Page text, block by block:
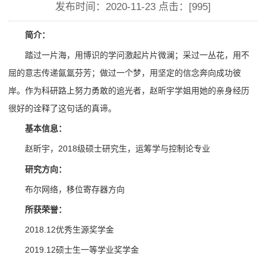
发布时间：2020-11-23 点击：[995]
简介：
踏过一片海，用博识的学问激起片片微澜；采过一丛花，用不
屈的意志传递氤氲芬芳；做过一个梦，用坚定的信念奔向成功彼
岸。作为科研路上努力勇敢的追光者，赵昕宇学姐用她的亲身经历
很好的诠释了这句话的真谛。
基本信息：
赵昕宇，2018级硕士研究生，运筹学与控制论专业
研究方向：
布尔网络，移位寄存器方向
所获荣誉：
2018.12优秀生源奖学金
2019.12硕士生一等学业奖学金